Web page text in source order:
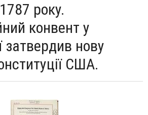
року.
конвент у
затвердив нову
США.